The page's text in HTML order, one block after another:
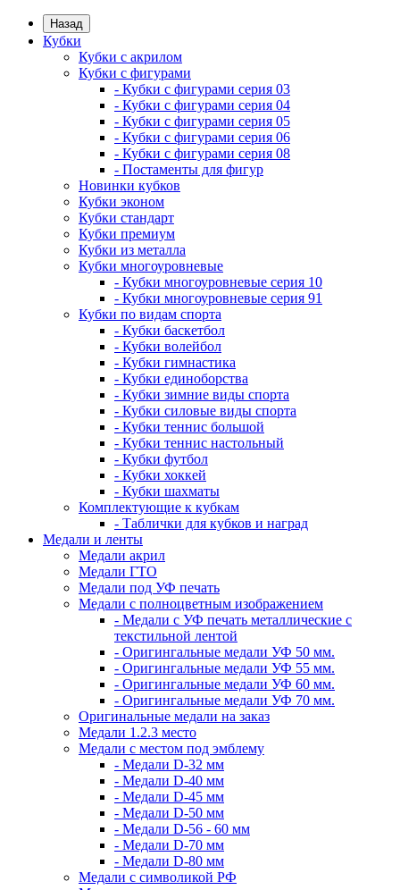
Назад
Кубки
Кубки с акрилом
Кубки с фигурами
- Кубки с фигурами серия 03
- Кубки с фигурами серия 04
- Кубки с фигурами серия 05
- Кубки с фигурами серия 06
- Кубки с фигурами серия 08
- Постаменты для фигур
Новинки кубков
Кубки эконом
Кубки стандарт
Кубки премиум
Кубки из металла
Кубки многоуровневые
- Кубки многоуровневые серия 10
- Кубки многоуровневые серия 91
Кубки по видам спорта
- Кубки баскетбол
- Кубки волейбол
- Кубки гимнастика
- Кубки единоборства
- Кубки зимние виды спорта
- Кубки силовые виды спорта
- Кубки теннис большой
- Кубки теннис настольный
- Кубки футбол
- Кубки хоккей
- Кубки шахматы
Комплектующие к кубкам
- Таблички для кубков и наград
Медали и ленты
Медали акрил
Медали ГТО
Медали под УФ печать
Медали с полноцветным изображением
- Медали с УФ печать металлические с
текстильной лентой
- Оригингальные медали УФ 50 мм.
- Оригингальные медали УФ 55 мм.
- Оригингальные медали УФ 60 мм.
- Оригингальные медали УФ 70 мм.
Оригинальные медали на заказ
Медали 1.2.3 место
Медали с местом под эмблему
- Медали D-32 мм
- Медали D-40 мм
- Медали D-45 мм
- Медали D-50 мм
- Медали D-56 - 60 мм
- Медали D-70 мм
- Медали D-80 мм
Медали с символикой РФ